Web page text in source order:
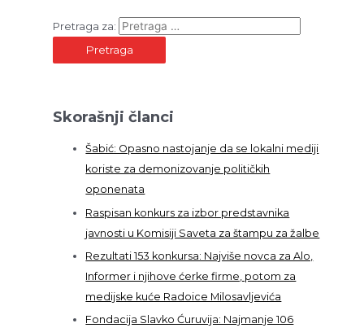
Pretraga za:
Skorašnji članci
Šabić: Opasno nastojanje da se lokalni mediji
koriste za demonizovanje političkih
oponenata
Raspisan konkurs za izbor predstavnika
javnosti u Komisiji Saveta za štampu za žalbe
Rezultati 153 konkursa: Najviše novca za Alo,
Informer i njihove ćerke firme, potom za
medijske kuće Radoice Milosavljevića
Fondacija Slavko Ćuruvija: Najmanje 106